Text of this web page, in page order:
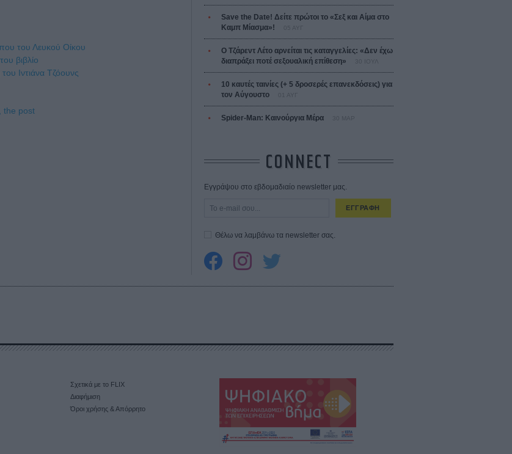
του Λευκού Οίκου
βιβλίο
Ιντιάνα Τζόουνς
the post
Save the Date! Δείτε πρώτοι το «Σεξ και Αίμα στο
Καμπ Μίασμα»!
Ο Τζάρεντ Λέτο αρνείται τις καταγγελίες: «Δεν έχω
διαπράξει ποτέ σεξουαλική επίθεση»
10 καυτές ταινίες (+ 5 δροσερές επανεκδόσεις) για
τον Αύγουστο
Spider-Man: Καινούργια Μέρα 30 ΜΑΡ
CONNECT
Εγγράψου στο εβδομαδιαίο newsletter μας.
ΕΓΓΡΑΦΗ
Θέλω να λαμβάνω τα newsletter σας.
Σχετικά με το FLIX
Διαφήμιση
Όροι χρήσης & Απόρρητο